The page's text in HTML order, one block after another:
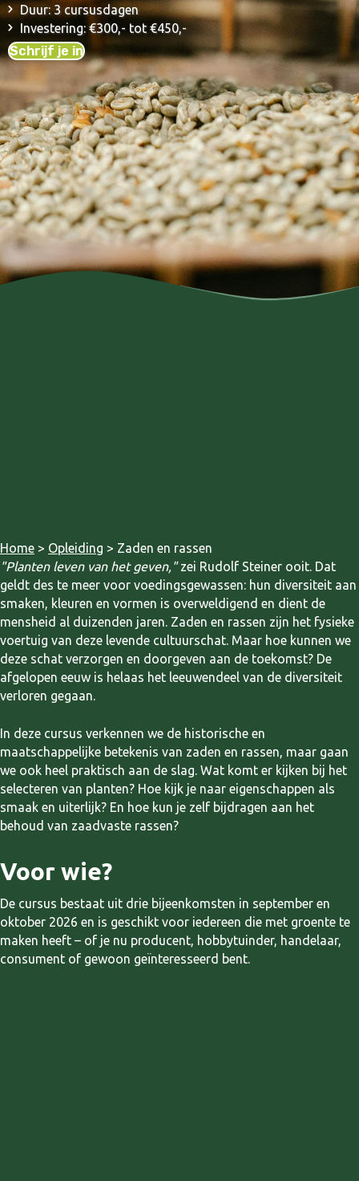
Duur: 3 cursusdagen
Investering: €300,- tot €450,-
Schrijf je in
Home > Opleiding > Zaden en rassen
"Planten leven van het geven,"zei Rudolf Steiner ooit. Dat
geldt des te meer voor voedingsgewassen: hun diversiteit aan
smaken, kleuren en vormen is overweldigend en dient de
mensheid al duizenden jaren. Zaden en rassen zijn het fysieke
voertuig van deze levende cultuurschat. Maar hoe kunnen we
deze schat verzorgen en doorgeven aan de toekomst? De
afgelopen eeuw is helaas het leeuwendeel van de diversiteit
verloren gegaan.
In deze cursus verkennen we de historische en
maatschappelijke betekenis van zaden en rassen, maar gaan
we ook heel praktisch aan de slag. Wat komt er kijken bij het
selecteren van planten? Hoe kijk je naar eigenschappen als
smaak en uiterlijk? En hoe kun je zelf bijdragen aan het
behoud van zaadvaste rassen?
Voor wie?
De cursus bestaat uit drie bijeenkomsten in september en
oktober 2026 en is geschikt voor iedereen die met groente te
maken heeft – of je nu producent, hobbytuinder, handelaar,
consument of gewoon geïnteresseerd bent.